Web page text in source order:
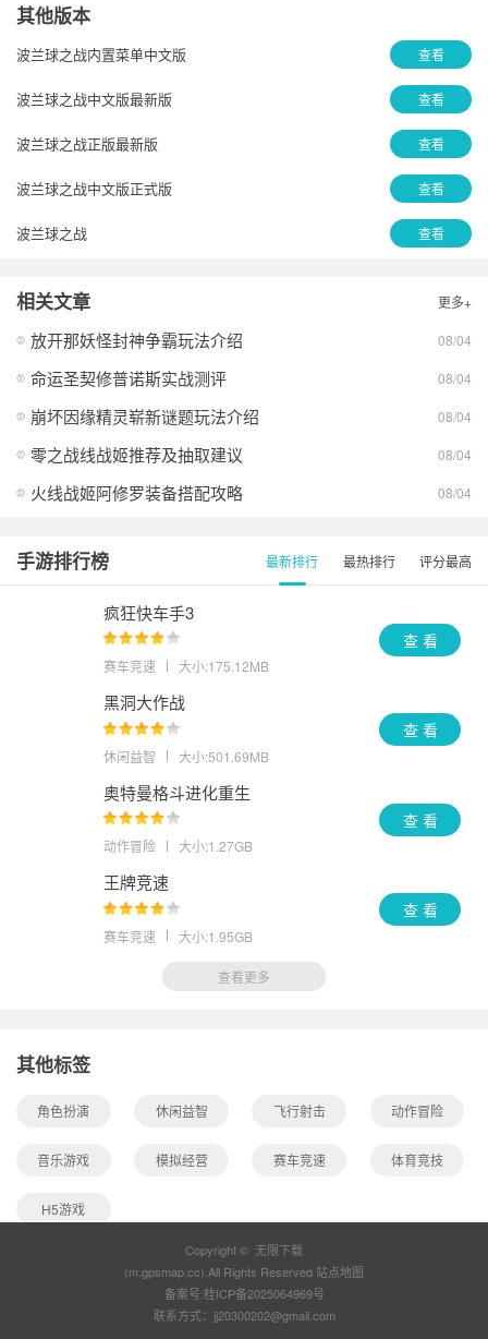
其他版本
波兰球之战内置菜单中文版 查看
波兰球之战中文版最新版 查看
波兰球之战正版最新版 查看
波兰球之战中文版正式版 查看
波兰球之战 查看
波兰球之战正版下载2026最新版
相关文章 更多+
放开那妖怪封神争霸玩法介绍 08/04
命运圣契修普诺斯实战测评 08/04
崩坏因缘精灵崭新谜题玩法介绍 08/04
零之战线战姬推荐及抽取建议 08/04
火线战姬阿修罗装备搭配攻略 08/04
手游排行榜 最新排行 最热排行 评分最高
疯狂快车手3
赛车竞速 大小:175.12MB
查 看
黑洞大作战
休闲益智 大小:501.69MB
查 看
奥特曼格斗进化重生
动作冒险 大小:1.27GB
查 看
王牌竞速
赛车竞速 大小:1.95GB
查 看
查看更多
其他标签
角色扮演 休闲益智 飞行射击 动作冒险
音乐游戏 模拟经营 赛车竞速 体育竞技
H5游戏
Copyright © 无限下载
(m.gpsmap.cc).All Rights Reserved 站点地图
备案号:桂ICP备2025064969号
联系方式：jj20300202@gmail.com